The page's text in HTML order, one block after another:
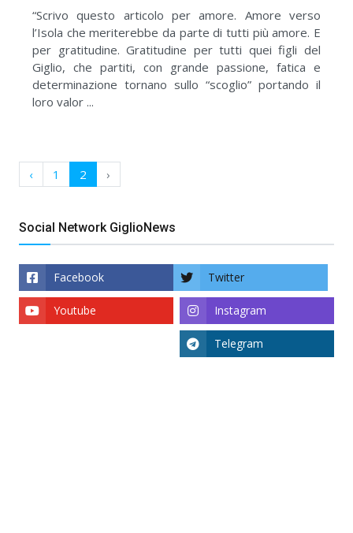
“Scrivo questo articolo per amore. Amore verso
l’Isola che meriterebbe da parte di tutti più amore. E
per gratitudine. Gratitudine per tutti quei figli del
Giglio, che partiti, con grande passione, fatica e
determinazione tornano sullo “scoglio” portando il
loro valor ...
‹ 1 2 ›
Social Network GiglioNews
Facebook Twitter
Instagram
Youtube
Telegram